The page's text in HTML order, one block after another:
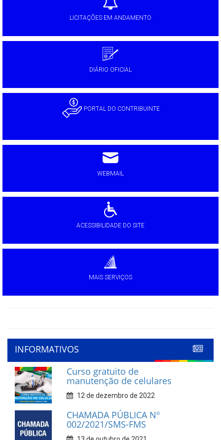
LICITAÇÕES EM ANDAMENTO
DIÁRIO OFICIAL
PORTAL DO CONTRIBUINTE
WEBMAIL
ACESSIBILIDADE DO SITE
MAIS SERVIÇOS
INFORMATIVOS
Curso gratuito de
manutenção de celulares
12 de dezembro de 2022
CHAMADA PÚBLICA Nº
002/2021/SMS-FMS